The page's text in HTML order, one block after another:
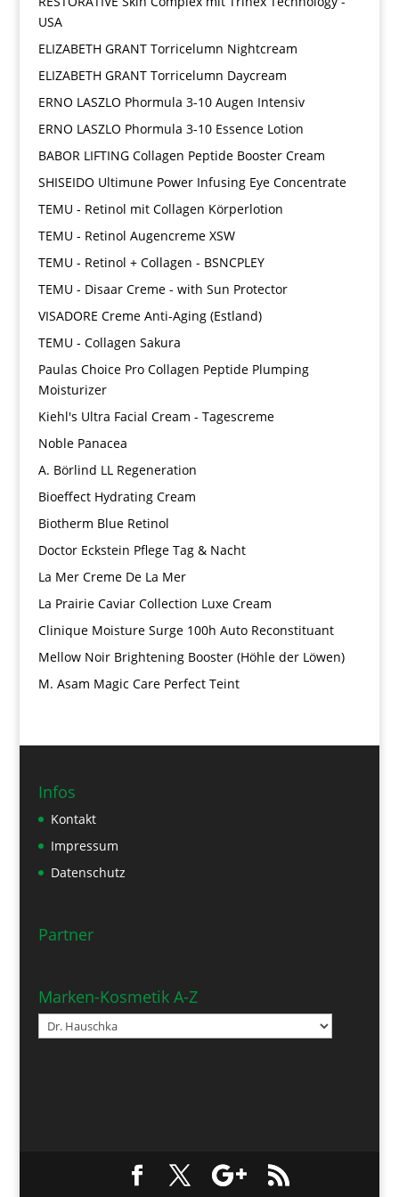
USA
ELIZABETH GRANT Torricelumn Nightcream
ELIZABETH GRANT Torricelumn Daycream
ERNO LASZLO Phormula 3-10 Augen Intensiv
ERNO LASZLO Phormula 3-10 Essence Lotion
BABOR LIFTING Collagen Peptide Booster Cream
SHISEIDO Ultimune Power Infusing Eye Concentrate
TEMU - Retinol mit Collagen Körperlotion
TEMU - Retinol Augencreme XSW
TEMU - Retinol + Collagen - BSNCPLEY
TEMU - Disaar Creme - with Sun Protector
VISADORE Creme Anti-Aging (Estland)
TEMU - Collagen Sakura
Paulas Choice Pro Collagen Peptide Plumping
Moisturizer
Kiehl's Ultra Facial Cream - Tagescreme
Noble Panacea
A. Börlind LL Regeneration
Bioeffect Hydrating Cream
Biotherm Blue Retinol
Doctor Eckstein Pflege Tag & Nacht
La Mer Creme De La Mer
La Prairie Caviar Collection Luxe Cream
Clinique Moisture Surge 100h Auto Reconstituant
Mellow Noir Brightening Booster (Höhle der Löwen)
M. Asam Magic Care Perfect Teint
Infos
Kontakt
Impressum
Datenschutz
Partner
Marken-Kosmetik A-Z